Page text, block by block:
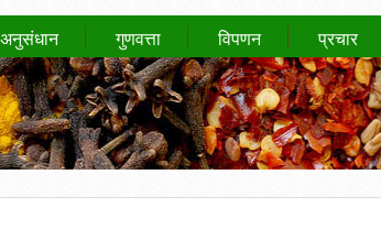
अनुसंधान गुणवत्ता विपणन प्रचार